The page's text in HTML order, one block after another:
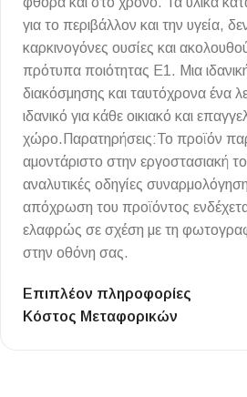
για το περιβάλλον και την υγεία,
καρκινογόνες ουσίες και
πρότυπα ποιότητας Ε1. Μια
διακόσμησης και ταυτόχρονα ένα
ιδανικό για κάθε οικιακό και
χώρο.Παρατηρήσεις:Το προϊόν
αμοντάριστο στην εργοστασιακή
αναλυτικές οδηγίες
απόχρωση του προϊόντος
ελαφρώς σε σχέση με τη
στην οθόνη σας.
Επιπλέον πληροφορίες
Κόστος Μεταφορικών